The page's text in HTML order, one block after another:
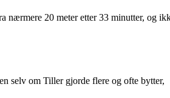
nærmere 20 meter etter 33 minutter, og
selv om Tiller gjorde flere og ofte bytter,